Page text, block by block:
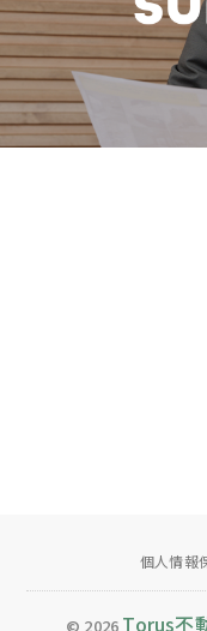
個人情報
© 2026 Torus不